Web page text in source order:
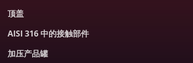
顶盖
AISI 316 中的接触部件
加压产品罐